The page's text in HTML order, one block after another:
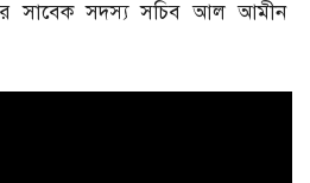
সাবেক সদস্য সচিব আল আমীন